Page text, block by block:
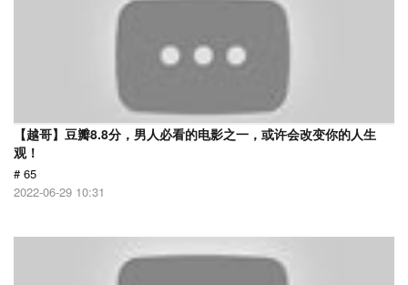
【越哥】豆瓣8.8分，男人必看的电影之一，或许会改变你的人生
观！
# 65
2022-06-29 10:31